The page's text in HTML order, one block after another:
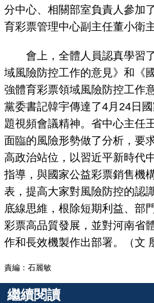
分中心、相關部室負責人參加
育彩票管理中心副主任董小衛主
會上，全體人員認真學習
域風險防控工作的意見》和《
強體育彩票領域風險防控工作
黨委書記韓宇傳達了4月24日
題視頻會議精神。省中心主任
面臨的風險形勢做了分析，要
高政治站位，以習近平新時代
指導，與國家公益彩票銷售機
表，提高大家對風險防控的認
底線思維，根除短期利益、部
彩票高品質發展，並對河南省
作和長效機製作出部署。（文
責編：石麗敏
繼續閱讀